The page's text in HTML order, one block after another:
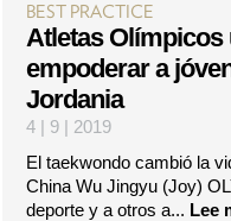
BEST PRACTICE
Atletas Olímpicos
empoderar a
Jordania
4 | 9 | 2019
El taekwondo cambió la
China Wu Jingyu (Joy)
deporte y a otros a... Lee